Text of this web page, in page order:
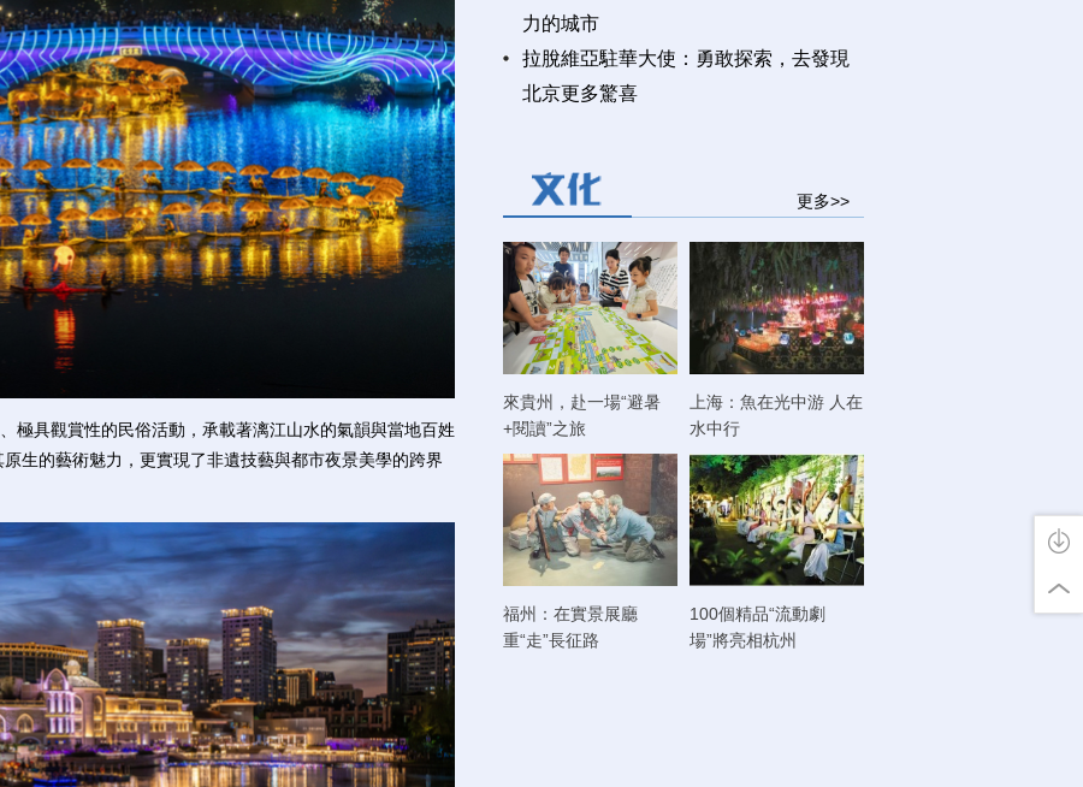
具觀賞性的民俗活動，承載著漓江山水的氣韻與當地百姓
生的藝術魅力，更實現了非遺技藝與都市夜景美學的跨界
力的城市
拉脫維亞駐華大使：勇敢探索，去發現
北京更多驚喜
更多>>
來貴州，赴一場“避暑
+閱讀”之旅
上海：魚在光中游 人在
水中行
福州：在實景展廳
重“走”長征路
100個精品“流動劇
場”將亮相杭州